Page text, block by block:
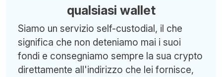
qualsiasi wallet
Siamo un servizio self-custodial, il che
significa che non deteniamo mai i suoi
fondi e consegniamo sempre la sua crypto
direttamente all'indirizzo che lei fornisce,